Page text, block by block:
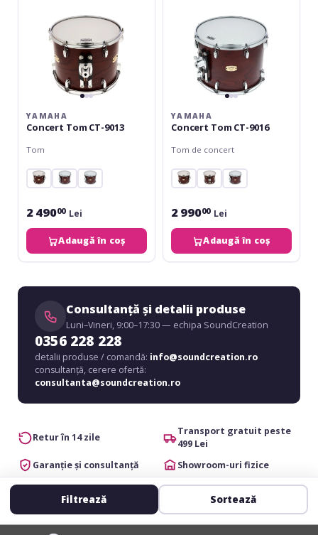
YAMAHA
Concert Tom CT-9013
Tom
2 49000 Lei
Adaugă în coș
YAMAHA
Concert Tom CT-9016
Tom de concert
2 99000 Lei
Adaugă în coș
Consultanță și detalii produse
Luni–Vineri, 9:00–17:30 — echipa SoundCreation
0356 228 228
detalii produse / comandă: info@soundcreation.ro
consultanță, cerere ofertă:
consultanta@soundcreation.ro
Retur în 14 zile
Transport gratuit peste
499 Lei
Garanție și consultanță
Showroom-uri fizice
Filtrează Sortează